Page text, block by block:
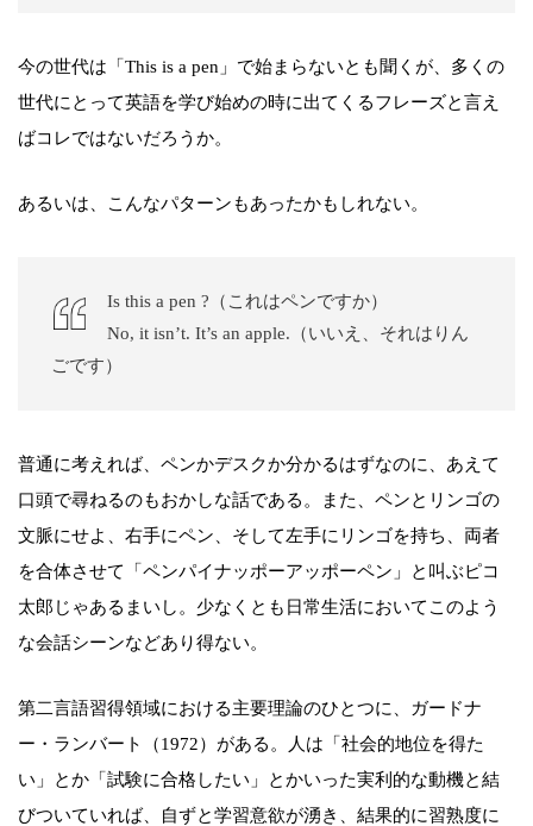
今の世代は「This is a pen」で始まらないとも聞くが、多くの
世代にとって英語を学び始めの時に出てくるフレーズと言え
ばコレではないだろうか。
あるいは、こんなパターンもあったかもしれない。
Is this a pen ?（これはペンですか）
No, it isn’t. It’s an apple.（いいえ、それはりん
ごです）
普通に考えれば、ペンかデスクか分かるはずなのに、あえて
口頭で尋ねるのもおかしな話である。また、ペンとリンゴの
文脈にせよ、右手にペン、そして左手にリンゴを持ち、両者
を合体させて「ペンパイナッポーアッポーペン」と叫ぶピコ
太郎じゃあるまいし。少なくとも日常生活においてこのよう
な会話シーンなどあり得ない。
第二言語習得領域における主要理論のひとつに、ガードナ
ー・ランバート（1972）がある。人は「社会的地位を得た
い」とか「試験に合格したい」とかいった実利的な動機と結
びついていれば、自ずと学習意欲が湧き、結果的に習熟度に